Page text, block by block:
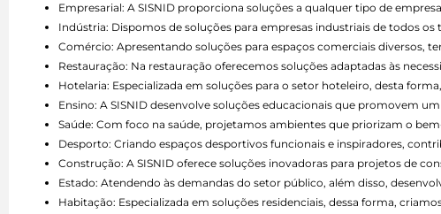
Empresarial: A SISNID proporciona soluções a qualquer tipo de
Indústria: Dispomos de soluções para empresas industriais de todos
Comércio: Apresentando soluções para espaços comerciais diversos,
Restauração: Na restauração oferecemos soluções adaptadas às
Hotelaria: Especializada em soluções para o setor hoteleiro, desta
Ensino: A SISNID desenvolve soluções educacionais que promovem
Saúde: Com foco na saúde, projetamos ambientes que priorizam o
Desporto: Criando espaços desportivos funcionais e inspiradores,
Construção: A SISNID oferece soluções inovadoras para projetos de
Estado: Atendendo às demandas do setor público, além disso,
Habitação: Especializada em soluções residenciais, dessa forma,